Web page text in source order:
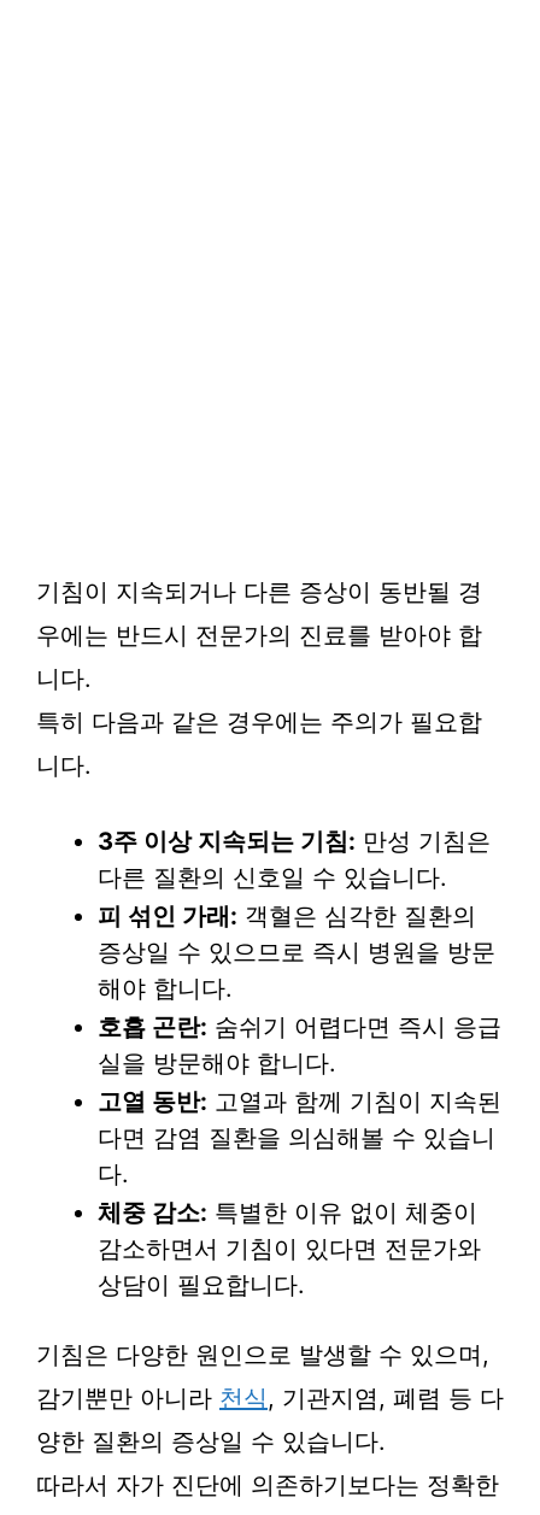
기침이 지속되거나 다른 증상이 동반될 경
우에는 반드시 전문가의 진료를 받아야 합
니다.
특히 다음과 같은 경우에는 주의가 필요합
니다.
3주 이상 지속되는 기침: 만성 기침은
다른 질환의 신호일 수 있습니다.
피 섞인 가래: 객혈은 심각한 질환의
증상일 수 있으므로 즉시 병원을 방문
해야 합니다.
호흡 곤란: 숨쉬기 어렵다면 즉시 응급
실을 방문해야 합니다.
고열 동반: 고열과 함께 기침이 지속된
다면 감염 질환을 의심해볼 수 있습니
다.
체중 감소: 특별한 이유 없이 체중이
감소하면서 기침이 있다면 전문가와
상담이 필요합니다.
기침은 다양한 원인으로 발생할 수 있으며,
감기뿐만 아니라 천식 , 기관지염, 폐렴 등 다
양한 질환의 증상일 수 있습니다.
따라서 자가 진단에 의존하기보다는 정확한